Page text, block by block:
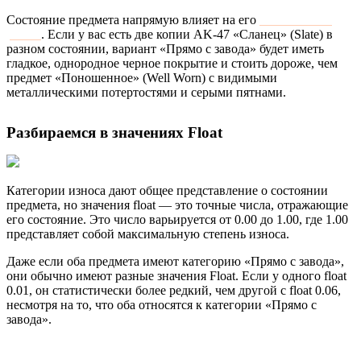
Состояние предмета напрямую влияет на его
. Если у вас есть две копии AK-47 «Сланец» (Slate) в
разном состоянии, вариант «Прямо с завода» будет иметь
гладкое, однородное черное покрытие и стоить дороже, чем
предмет «Поношенное» (Well Worn) с видимыми
металлическими потертостями и серыми пятнами.
Разбираемся в значениях Float
Категории износа дают общее представление о состоянии
предмета, но значения float — это точные числа, отражающие
его состояние. Это число варьируется от 0.00 до 1.00, где 1.00
представляет собой максимальную степень износа.
Даже если оба предмета имеют категорию «Прямо с завода»,
они обычно имеют разные значения Float. Если у одного float
0.01, он статистически более редкий, чем другой с float 0.06,
несмотря на то, что оба относятся к категории «Прямо с
завода».